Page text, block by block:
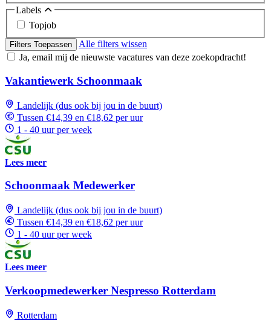
Labels
Topjob
Filters Toepassen
Alle filters wissen
Ja, email mij de nieuwste vacatures van deze zoekopdracht!
Vakantiewerk Schoonmaak
Landelijk (dus ook bij jou in de buurt)
Tussen €14,39 en €18,62 per uur
1 - 40 uur per week
Lees meer
Schoonmaak Medewerker
Landelijk (dus ook bij jou in de buurt)
Tussen €14,39 en €18,62 per uur
1 - 40 uur per week
Lees meer
Verkoopmedewerker Nespresso Rotterdam
Rotterdam